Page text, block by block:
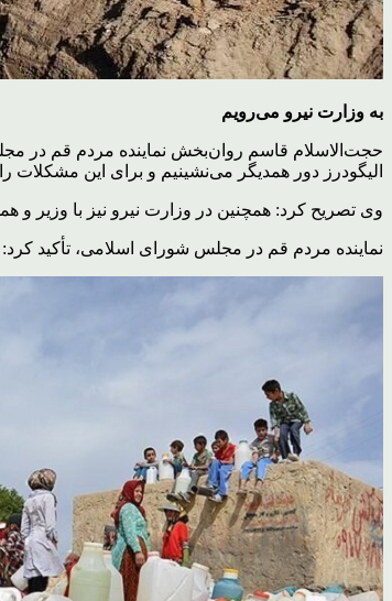
به وزارت نیرو می‌رویم
حجت‌الاسلام قاسم روان‌بخش نماینده مردم قم در
الیگودرز دور همدیگر می‌نشینیم و برای این مشکلات
وی تصریح کرد: همچنین در وزارت نیرو نیز با وزیر و
نماینده مردم قم در مجلس شورای اسلامی، تأکید کرد: